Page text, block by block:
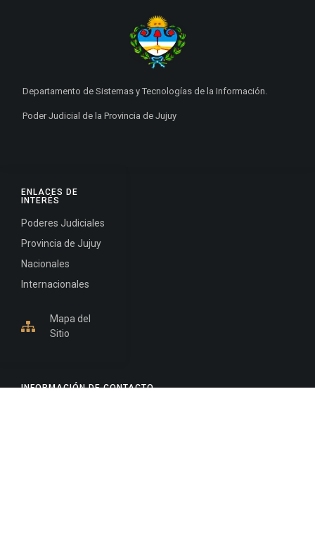
INFORMACIÓN DE CONTACTO
ENLACES DE
INTERÉS
Poderes Judiciales
Provincia de Jujuy
Nacionales
Internacionales
Mapa del
Sitio
Departamento de Sistemas y Tecnologías de la Información.
Poder Judicial de la Provincia de Jujuy